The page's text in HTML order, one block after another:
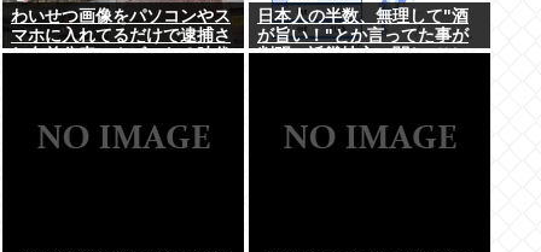
わいせつ画像をパソコンやス
マホに入れてるだけで逮捕さ
れ名前公表、クビになる時代
日本人の半数、無理して"酒
が旨い！"とか言ってた事が
判明。近畿地方に関しては6